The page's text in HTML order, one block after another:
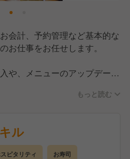
会計、予約管理など基本的な
お仕事をお任せします。
や、メニューのアップデート
応じてお仕事をお任せするの
もっと読む
ル
ピタリティ お寿司